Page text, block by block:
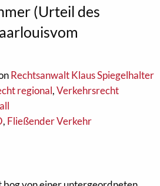
(Urteil des
Rechtsanwalt Klaus Spiegelhalter
regional,Verkehrsrecht
, Fließender Verkehr